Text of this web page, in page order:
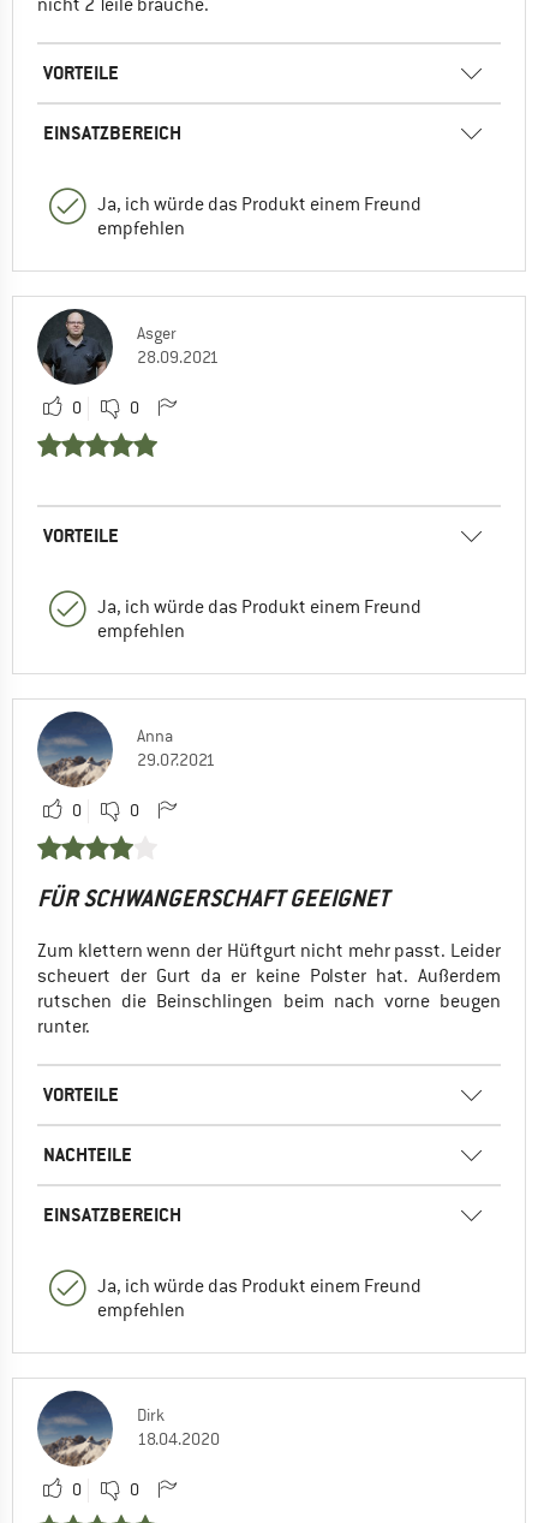
nicht 2 Teile brauche.
VORTEILE
EINSATZBEREICH
Ja, ich würde das Produkt einem Freund
empfehlen
Asger
28.09.2021
0 0
VORTEILE
Ja, ich würde das Produkt einem Freund
empfehlen
Anna
29.07.2021
0 0
FÜR SCHWANGERSCHAFT GEEIGNET
Zum klettern wenn der Hüftgurt nicht mehr passt. Leider
scheuert der Gurt da er keine Polster hat. Außerdem
rutschen die Beinschlingen beim nach vorne beugen
runter.
VORTEILE
NACHTEILE
EINSATZBEREICH
Ja, ich würde das Produkt einem Freund
empfehlen
Dirk
18.04.2020
0 0